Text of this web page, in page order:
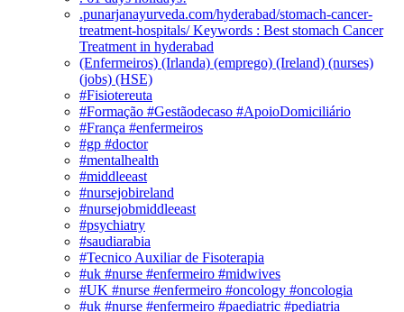
.punarjanayurveda.com/hyderabad/stomach-cancer-
treatment-hospitals/ Keywords : Best stomach Cancer
Treatment in hyderabad
(Enfermeiros) (Irlanda) (emprego) (Ireland) (nurses)
(jobs) (HSE)
#Fisiotereuta
#Formação #Gestãodecaso #ApoioDomiciliário
#França #enfermeiros
#gp #doctor
#mentalhealth
#middleeast
#nursejobireland
#nursejobmiddleeast
#psychiatry
#saudiarabia
#Tecnico Auxiliar de Fisoterapia
#uk #nurse #enfermeiro #midwives
#UK #nurse #enfermeiro #oncology #oncologia
#uk #nurse #enfermeiro #paediatric #pediatria